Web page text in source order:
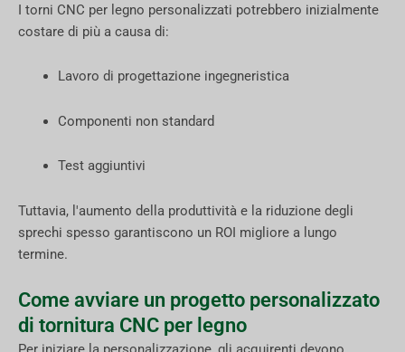
I torni CNC per legno personalizzati potrebbero inizialmente
costare di più a causa di:
Lavoro di progettazione ingegneristica
Componenti non standard
Test aggiuntivi
Tuttavia, l'aumento della produttività e la riduzione degli
sprechi spesso garantiscono un ROI migliore a lungo
termine.
Come avviare un progetto personalizzato
di tornitura CNC per legno